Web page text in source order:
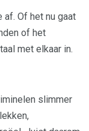
Of het nu gaat
of het
met elkaar in.
slimmer